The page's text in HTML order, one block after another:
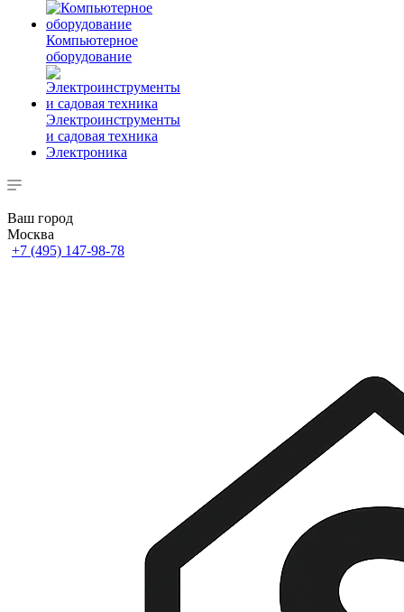
Компьютерное
оборудование
Электроинструменты
и садовая техника
Электроника
Ваш город
Москва
+7 (495) 147-98-78